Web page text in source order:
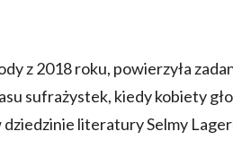
z 2018 roku, powierzyła
sufrażystek, kiedy kobiety
literatury Selmy